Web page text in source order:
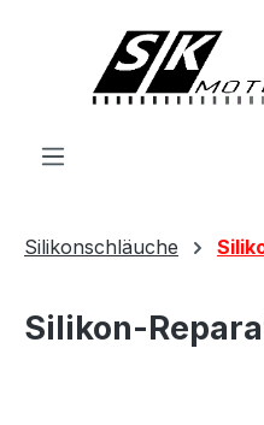
Silikonschläuche
Silikon-